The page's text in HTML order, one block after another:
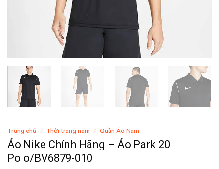
Trang chủ / Thời trang nam / Quần Áo Nam
Áo Nike Chính Hãng – Áo Park 20
Polo/BV6879-010